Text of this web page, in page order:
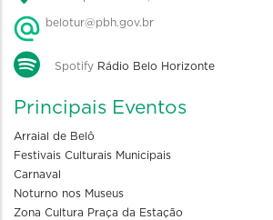
belotur@pbh.gov.br
Spotify Rádio Belo Horizonte
Principais Eventos
Arraial de Belô
Festivais Culturais Municipais
Carnaval
Noturno nos Museus
Zona Cultura Praça da Estação